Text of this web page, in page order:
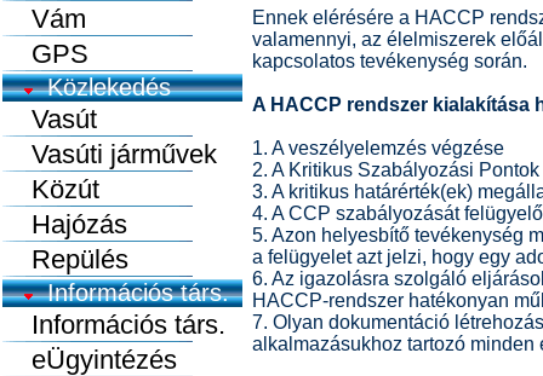
Vám
GPS
Közlekedés
Vasút
Vasúti járművek
Közút
Hajózás
Repülés
Információs társ.
Információs társ.
eÜgyintézés
Ennek elérésére a HACCP
valamennyi, az élelmiszerek
kapcsolatos tevékenység során.
A HACCP rendszer kialakítása
1. A veszélyelemzés végzése
2. A Kritikus Szabályozási
3. A kritikus határérték(ek)
4. A CCP szabályozását
5. Azon helyesbítő tevékenység
a felügyelet azt jelzi, hogy egy
6. Az igazolásra szolgáló
HACCP-rendszer hatékonyan
7. Olyan dokumentáció
alkalmazásukhoz tartozó minden